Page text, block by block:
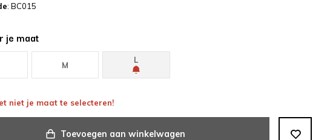
: BC015
je maat
M
L
niet je maat te selecteren!
Toevoegen aan winkelwagen